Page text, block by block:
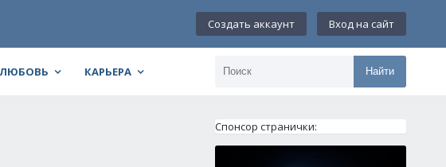
Создать аккаунт Вход на сайт
ЛЮБОВЬ КАРЬЕРА Найти
Спонсор странички: